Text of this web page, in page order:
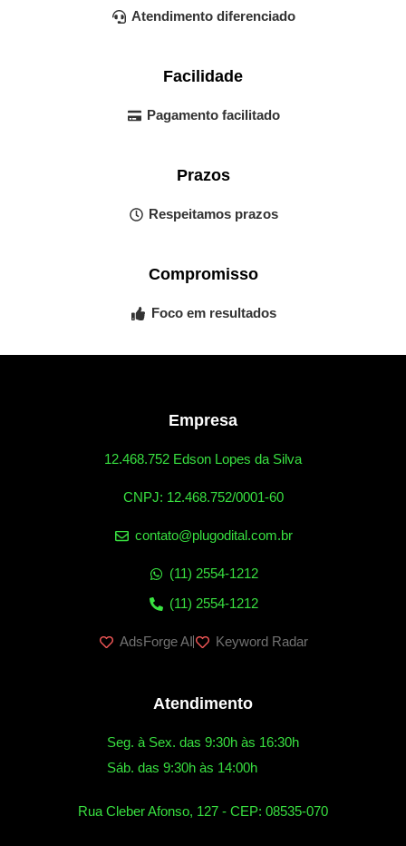
Facilidade
Prazos
Compromisso
Atendimento diferenciado
Pagamento facilitado
Respeitamos prazos
Foco em resultados
Empresa
12.468.752 Edson Lopes da Silva
CNPJ: 12.468.752/0001-60
contato@plugodital.com.br
(11) 2554-1212
(11) 2554-1212
AdsForge AI Keyword Radar
Atendimento
Seg. à Sex. das 9:30h às 16:30h
Sáb. das 9:30h às 14:00h
Rua Cleber Afonso, 127 - CEP: 08535-070